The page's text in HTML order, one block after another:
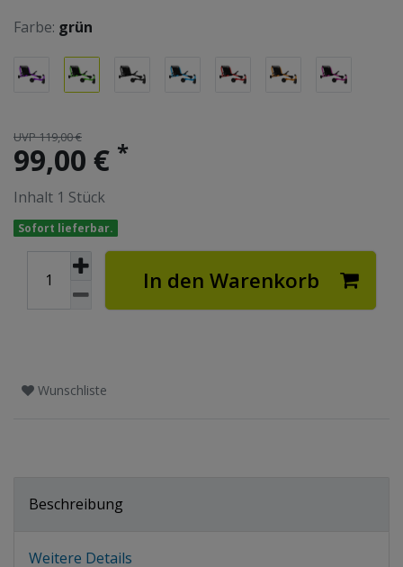
Farbe: grün
UVP 119,00 €
99,00 € *
Inhalt 1 Stück
Sofort lieferbar.
In den Warenkorb
Wunschliste
Beschreibung
Weitere Details